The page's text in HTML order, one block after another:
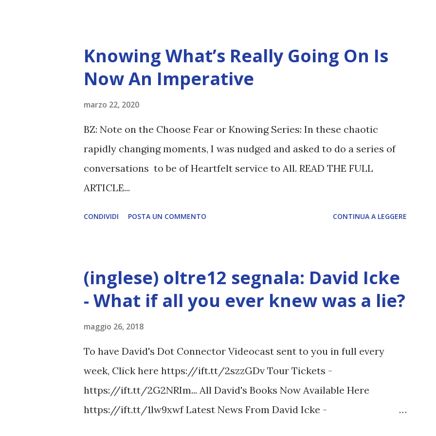
Knowing What’s Really Going On Is
Now An Imperative
marzo 22, 2020
BZ: Note on the Choose Fear or Knowing Series: In these chaotic
rapidly changing moments, I was nudged and asked to do a series of
conversations to be of Heartfelt service to All. READ THE FULL
ARTICLE...
CONDIVIDI POSTA UN COMMENTO CONTINUA A LEGGERE
(inglese) oltre12 segnala: David Icke
- What if all you ever knew was a lie?
maggio 26, 2018
To have David's Dot Connector Videocast sent to you in full every
week, Click here https://ift.tt/2szzGDv Tour Tickets -
https://ift.tt/2G2NRIm... All David's Books Now Available Here
https://ift.tt/1lw9xwf Latest News From David Icke -